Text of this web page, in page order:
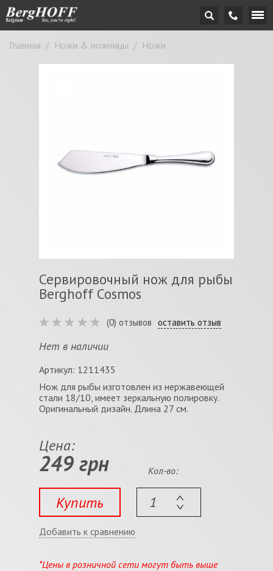
Главная / Ножи & ножницы / Ножи
Сервировочный нож для рыбы
Berghoff Cosmos
(0) отзывов оставить отзыв
Нет в наличии
Артикул: 1211435
Нож для рыбы изготовлен из нержавеющей
стали 18/10, имеет зеркальную полировку.
Оригинальный дизайн. Длина 27 см.
Цена:
249 грн
Купить
Кол-во:
Добавить к сравнению
*Цены в розничной сети могут быть выше